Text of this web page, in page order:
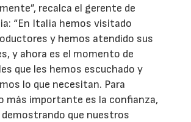
recalca el gerente de
“En Italia hemos visitado
y hemos atendido sus
y ahora es el momento de
que les hemos escuchado y
lo que necesitan. Para
más importante es la confianza,
que nuestros